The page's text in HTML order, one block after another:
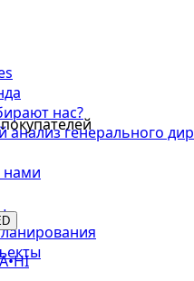
•HI
нас?
анализ генерального
нами